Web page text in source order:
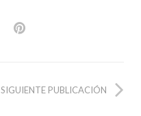
SIGUIENTE PUBLICACIÓN